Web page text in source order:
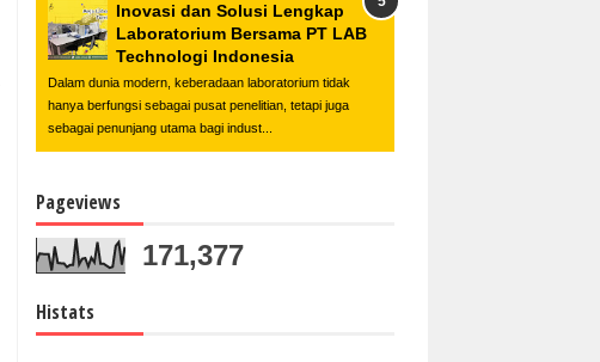
Inovasi dan Solusi Lengkap
Laboratorium Bersama PT LAB
Technologi Indonesia
Dalam dunia modern, keberadaan laboratorium tidak
hanya berfungsi sebagai pusat penelitian, tetapi juga
sebagai penunjang utama bagi indust...
Pageviews
171,377
Histats